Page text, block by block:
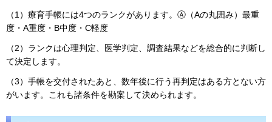
（1）療育手帳には4つのランクがあります。Ⓐ（Aの丸囲み）最重
度・A重度・B中度・C軽度
（2）ランクは心理判定、医学判定、調査結果などを総合的に判断し
て決定します。
（3）手帳を交付されたあと、数年後に行う再判定はある方とない方
がいます。これも諸条件を勘案して決められます。